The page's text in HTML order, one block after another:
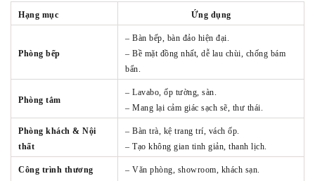
Hạng mục Ứng dụng
Phòng bếp
– Bàn bếp, bàn đảo hiện đại.
– Bề mặt đồng nhất, dễ lau chùi, chống bám
bẩn.
Phòng tắm
– Lavabo, ốp tường, sàn.
– Mang lại cảm giác sạch sẽ, thư thái.
Phòng khách & Nội
thất
– Bàn trà, kệ trang trí, vách ốp.
– Tạo không gian tinh giản, thanh lịch.
Công trình thương
– Văn phòng, showroom, khách sạn.